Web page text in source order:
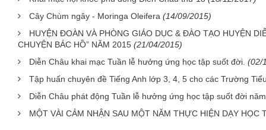
Cây Chùm ngây - Moringa Oleifera (14/09/2015)
HUYỆN ĐOÀN VÀ PHÒNG GIÁO DỤC & ĐÀO TẠO HUYỆN
CHUYỆN BÁC HỒ” NĂM 2015 (21/04/2015)
Diễn Châu khai mạc Tuần lễ hưởng ứng học tập suốt đời. (02/
Tập huấn chuyên đề Tiếng Anh lớp 3, 4, 5 cho các Trường
Diễn Châu phát động Tuần lễ hưởng ứng học tập suốt đời
MỘT VÀI CẢM NHẬN SAU MỘT NĂM THỰC HIỆN DẠY